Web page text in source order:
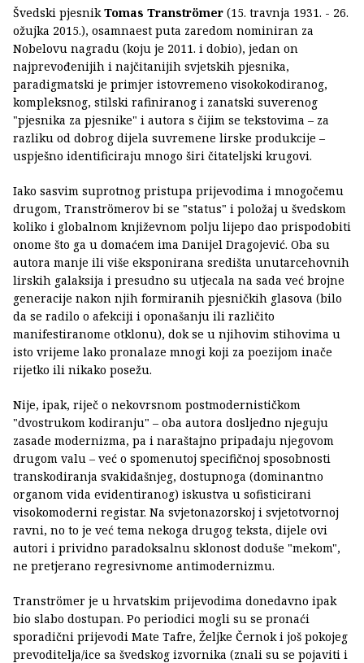
Švedski pjesnik Tomas Tranströmer (15. travnja 1931. - 26.
ožujka 2015.), osamnaest puta zaredom nominiran za
Nobelovu nagradu (koju je 2011. i dobio), jedan on
najprevođenijih i najčitanijih svjetskih pjesnika,
paradigmatski je primjer istovremeno visokokodiranog,
kompleksnog, stilski rafiniranog i zanatski suverenog
"pjesnika za pjesnike" i autora s čijim se tekstovima – za
razliku od dobrog dijela suvremene lirske produkcije –
uspješno identificiraju mnogo širi čitateljski krugovi.
Iako sasvim suprotnog pristupa prijevodima i mnogočemu
drugom, Tranströmerov bi se "status" i položaj u švedskom
koliko i globalnom književnom polju lijepo dao prispodobiti
onome što ga u domaćem ima Danijel Dragojević. Oba su
autora manje ili više eksponirana središta unutarcehovnih
lirskih galaksija i presudno su utjecala na sada već brojne
generacije nakon njih formiranih pjesničkih glasova (bilo
da se radilo o afekciji i oponašanju ili različito
manifestiranome otklonu), dok se u njihovim stihovima u
isto vrijeme lako pronalaze mnogi koji za poezijom inače
rijetko ili nikako posežu.
Nije, ipak, riječ o nekovrsnom postmodernističkom
"dvostrukom kodiranju" – oba autora dosljedno njeguju
zasade modernizma, pa i naraštajno pripadaju njegovom
drugom valu – već o spomenutoj specifičnoj sposobnosti
transkodiranja svakidašnjeg, dostupnoga (dominantno
organom vida evidentiranog) iskustva u sofisticirani
visokomoderni registar. Na svjetonazorskoj i svjetotvornoj
ravni, no to je već tema nekoga drugog teksta, dijele ovi
autori i prividno paradoksalnu sklonost doduše "mekom",
ne pretjerano regresivnome antimodernizmu.
Tranströmer je u hrvatskim prijevodima donedavno ipak
bio slabo dostupan. Po periodici mogli su se pronaći
sporadični prijevodi Mate Tafre, Željke Černok i još pokojeg
prevoditelja/ice sa švedskog izvornika (znali su se pojaviti i